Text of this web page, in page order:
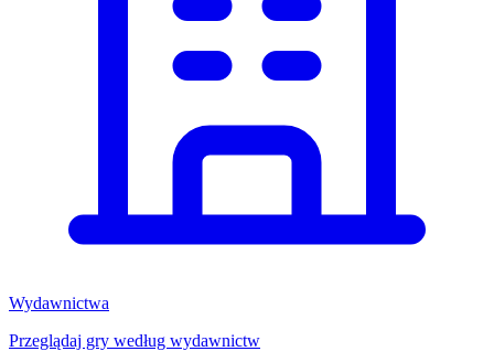
Wydawnictwa
Przeglądaj gry według wydawnictw